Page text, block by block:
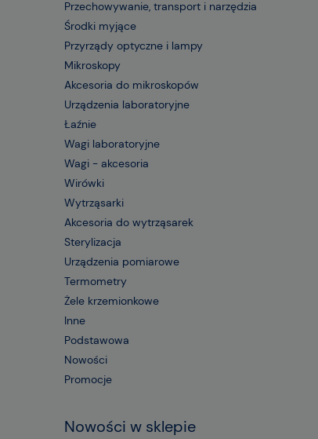
Przechowywanie, transport i narzędzia
Środki myjące
Przyrządy optyczne i lampy
Mikroskopy
Akcesoria do mikroskopów
Urządzenia laboratoryjne
Łaźnie
Wagi laboratoryjne
Wagi - akcesoria
Wirówki
Wytrząsarki
Akcesoria do wytrząsarek
Sterylizacja
Urządzenia pomiarowe
Termometry
Żele krzemionkowe
Inne
Podstawowa
Nowości
Promocje
Nowości w sklepie